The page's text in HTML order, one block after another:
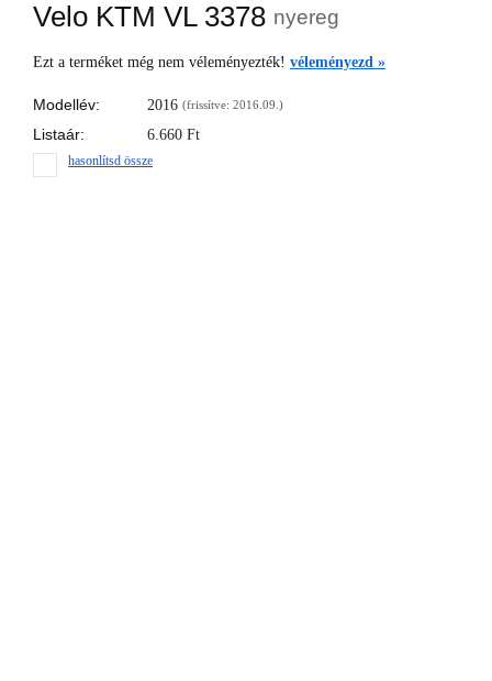
Velo KTM VL 3378 nyereg
Ezt a terméket még nem véleményezték! véleményezd »
Modellév: 2016 (frissítve: 2016.09.)
Listaár: 6.660 Ft
hasonlítsd össze